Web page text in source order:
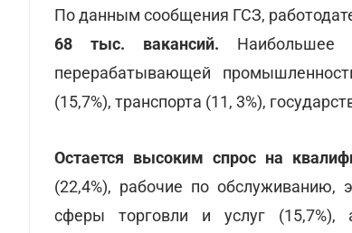
По данным сообщения ГСЗ,
68 тыс. вакансий. Наибольшее
перерабатывающей
(15,7%), транспорта (11, 3%),
Остается высоким спрос на
(22,4%), рабочие по обслуживанию,
сферы торговли и услуг (15,7%),